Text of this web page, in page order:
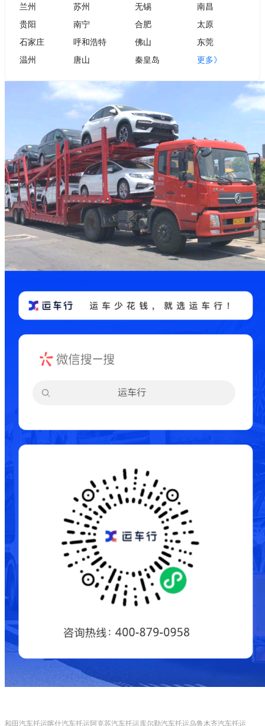
兰州
苏州 无锡
南昌
贵阳
南宁 合肥
太原
石家庄
呼和浩特 佛山
东莞
温州
唐山 秦皇岛 更多》
和田汽车托运喀什汽车托运阿克苏汽车托运库尔勒汽车托运乌鲁木齐汽车托运